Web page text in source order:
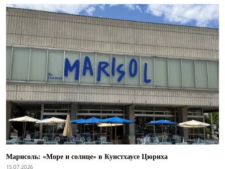
Марисоль: «Море и солнце» в Кунстхаусе Цюриха
15.07.2026